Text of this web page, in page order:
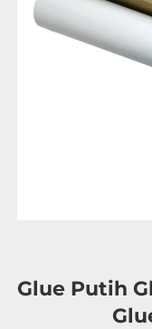
Glue Putih